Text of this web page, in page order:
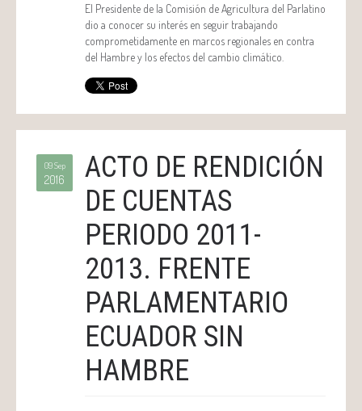
El Presidente de la Comisión de Agricultura del Parlatino
dio a conocer su interés en seguir trabajando
comprometidamente en marcos regionales en contra
del Hambre y los efectos del cambio climático.
09 Sep
2016
ACTO DE RENDICIÓN
DE CUENTAS
PERIODO 2011-
2013. FRENTE
PARLAMENTARIO
ECUADOR SIN
HAMBRE